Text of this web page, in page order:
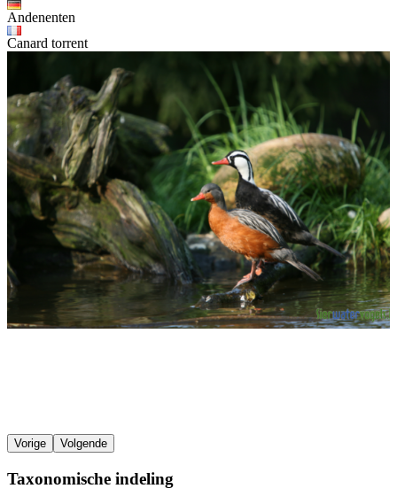
Andenenten
Canard torrent
Vorige Volgende
Taxonomische indeling